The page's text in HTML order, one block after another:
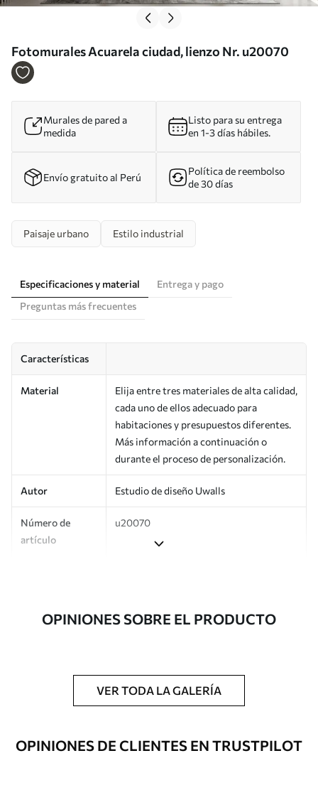
Fotomurales Acuarela ciudad, lienzo Nr. u20070
Murales de pared a
medida
Listo para su entrega
en 1-3 días hábiles.
Envío gratuito al Perú
Política de reembolso
de 30 días
Paisaje urbano Estilo industrial
Especificaciones y material
Entrega y pago
Preguntas más frecuentes
Características
Material
Elija entre tres materiales de alta calidad,
cada uno de ellos adecuado para
habitaciones y presupuestos diferentes.
Más información a continuación o
durante el proceso de personalización.
Autor Estudio de diseño Uwalls
Número de
artículo
u20070
Adicionalmente
Disponible con recubrimiento de barniz
esponja suave. Los murales de pared con
recubrimiento de barniz pueden
Método de
Hasta 360 cm de altura: aplicación sin
OPINIONES SOBRE EL PRODUCTO
VER TODA LA GALERÍA
OPINIONES DE CLIENTES EN TRUSTPILOT